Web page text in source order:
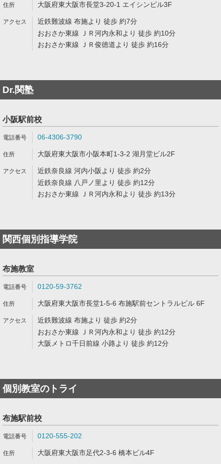
大阪府東大阪市長堂3-20-1 エイシンビル3F
近鉄難波線 布施より 徒歩 約7分
おおさか東線 ＪＲ河内永和より 徒歩 約10分
おおさか東線 ＪＲ俊徳道より 徒歩 約16分
Dr.関塾
小阪駅前校
06-4306-3790
大阪府東大阪市小阪本町1-3-2 湖月堂ビル2F
近鉄奈良線 河内小阪より 徒歩 約2分
近鉄奈良線 八戸ノ里より 徒歩 約12分
おおさか東線 ＪＲ河内永和より 徒歩 約13分
関西個別指導学院
布施教室
0120-59-3762
大阪府東大阪市長堂1-5-6 布施駅前セントラルビル 6F
近鉄難波線 布施より 徒歩 約2分
おおさか東線 ＪＲ河内永和より 徒歩 約12分
大阪メトロ千日前線 小路より 徒歩 約12分
個別教室のトライ
布施駅前校
0120-555-202
大阪府東大阪市足代2-3-6 橋本ビル4F